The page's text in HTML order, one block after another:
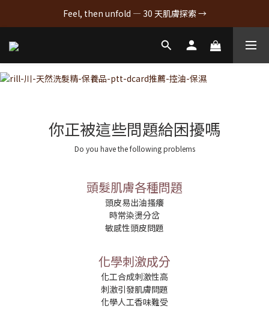
Feel, then unfold — 30 天肌膚探索 →
你正被這些問題給困擾嗎
Do you have the following problems
頭髮肌膚各種問題
頭皮易出油搔癢
時常染燙分岔
敏感性頭皮問題
化學刺激成分
化工合成刺激性高
刺激引發肌膚問題
化學人工香味難受